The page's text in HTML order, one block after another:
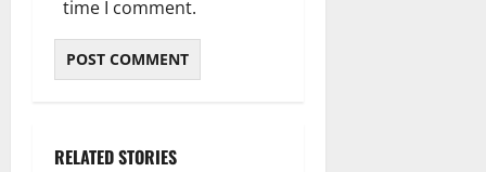
time I comment.
RELATED STORIES